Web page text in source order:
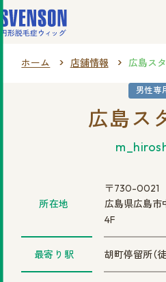
新着情報
ホーム 店舗情報 広島ス
男性専
広島ス
所在地
〒730-0021
広島県広島
4F
最寄り駅 胡町停留所（